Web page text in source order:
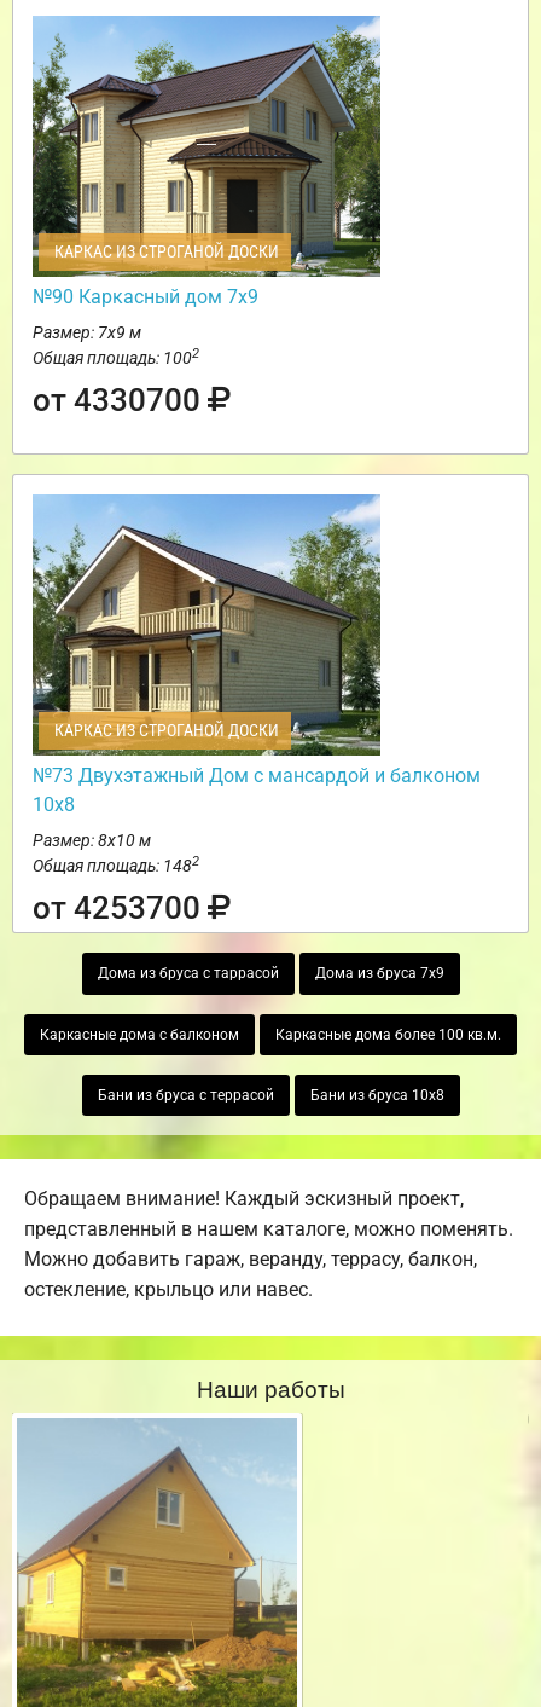
КАРКАС ИЗ СТРОГАНОЙ ДОСКИ
№90 Каркасный дом 7х9
Размер: 7х9 м
Общая площадь: 1002
от 4330700
КАРКАС ИЗ СТРОГАНОЙ ДОСКИ
№73 Двухэтажный Дом с мансардой и балконом
10х8
Размер: 8х10 м
Общая площадь: 1482
от 4253700
Дома из бруса с таррасой Дома из бруса 7х9
Каркасные дома с балконом Каркасные дома более 100 кв.м.
Бани из бруса с террасой Бани из бруса 10х8
Обращаем внимание! Каждый эскизный проект,
представленный в нашем каталоге, можно поменять.
Можно добавить гараж, веранду, террасу, балкон,
остекление, крыльцо или навес.
Наши работы